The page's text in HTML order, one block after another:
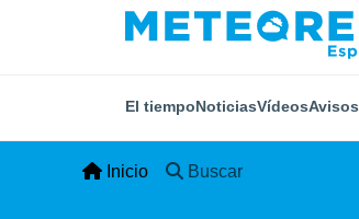
El tiempoNoticiasVídeosAvisos
Inicio Buscar